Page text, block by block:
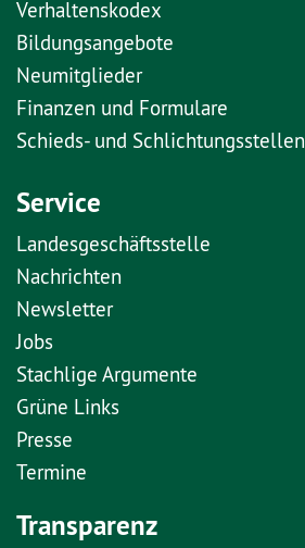
Verhaltenskodex
Bildungsangebote
Neumitglieder
Finanzen und Formulare
Schieds- und Schlichtungsstellen
Service
Landesgeschäftsstelle
Nachrichten
Newsletter
Jobs
Stachlige Argumente
Grüne Links
Presse
Termine
Transparenz